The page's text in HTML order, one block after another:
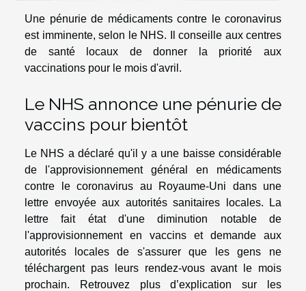
Une pénurie de médicaments contre le coronavirus
est imminente, selon le NHS. Il conseille aux centres
de santé locaux de donner la priorité aux
vaccinations pour le mois d'avril.
Le NHS annonce une pénurie de
vaccins pour bientôt
Le NHS a déclaré qu'il y a une baisse considérable
de l'approvisionnement général en médicaments
contre le coronavirus au Royaume-Uni dans une
lettre envoyée aux autorités sanitaires locales. La
lettre fait état d'une diminution notable de
l'approvisionnement en vaccins et demande aux
autorités locales de s'assurer que les gens ne
téléchargent pas leurs rendez-vous avant le mois
prochain. Retrouvez plus d’explication sur les